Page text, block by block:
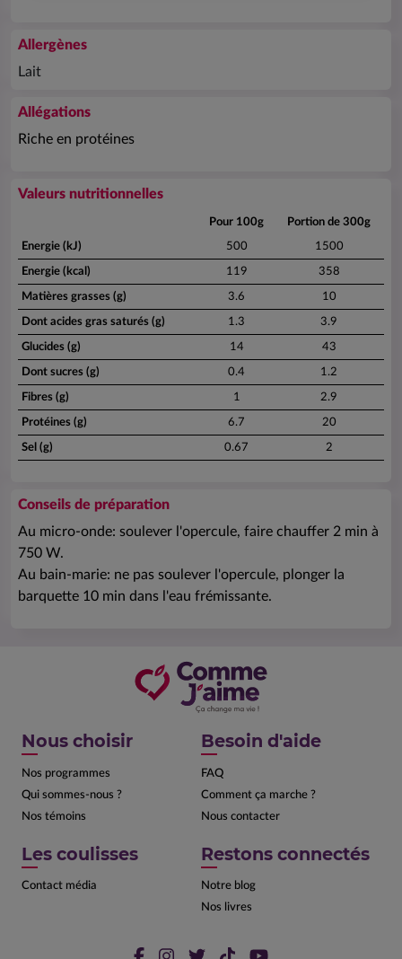
Allergènes
Lait
Allégations
Riche en protéines
Valeurs nutritionnelles
Pour 100g Portion de 300g
Energie (kJ) 500 1500
Energie (kcal) 119 358
Matières grasses (g) 3.6 10
Dont acides gras saturés (g) 1.3 3.9
Glucides (g) 14 43
Dont sucres (g) 0.4 1.2
Fibres (g) 1 2.9
Protéines (g) 6.7 20
Sel (g) 0.67 2
Conseils de préparation
Au micro-onde: soulever l'opercule, faire chauffer 2 min à
750 W.
Au bain-marie: ne pas soulever l'opercule, plonger la
barquette 10 min dans l'eau frémissante.
Nous choisir
Nos programmes
Qui sommes-nous ?
Nos témoins
Besoin d'aide
FAQ
Comment ça marche ?
Nous contacter
Les coulisses
Contact média
Restons connectés
Notre blog
Nos livres